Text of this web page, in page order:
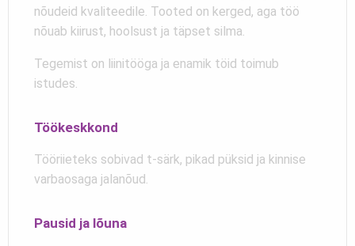
nõudeid kvaliteedile. Tooted on kerged, aga töö
nõuab kiirust, hoolsust ja täpset silma.
Tegemist on liinitööga ja enamik töid toimub
istudes.
Töökeskkond
Tööriieteks sobivad t-särk, pikad püksid ja kinnise
varbaosaga jalanõud.
Pausid ja lõuna